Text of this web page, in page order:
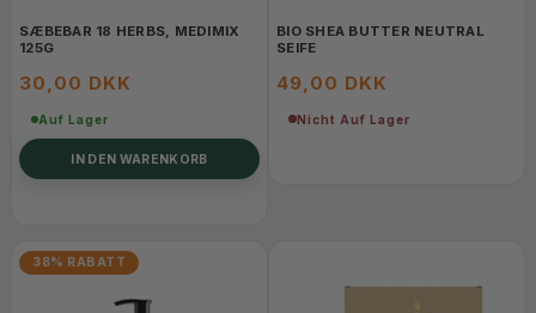
SÆBEBAR 18 HERBS, MEDIMIX
125G
30,00 DKK
Auf Lager
IN DEN WARENKORB
BIO SHEA BUTTER NEUTRAL
SEIFE
49,00 DKK
Nicht Auf Lager
38% RABATT